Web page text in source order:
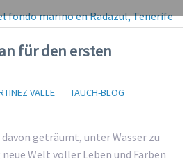
für den ersten
VALLE TAUCH-BLOG
geträumt, unter Wasser zu
Welt voller Leben und Farben